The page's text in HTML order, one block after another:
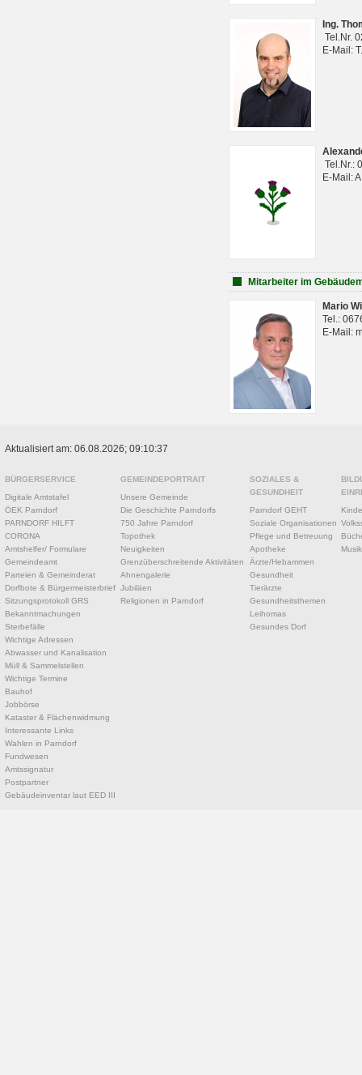
Ing.
Tel.Nr.
E-Mail:
Tel.Nr.:
E-Mail:
Mitarbeiter im
Mario
Tel.:
E-Mail:
Aktualisiert am: 06.08.2026; 09:10:37
BÜRGERSERVICE
Digitale Amtstafel
ÖEK Parndorf
PARNDORF HILFT
CORONA
Amtshelfer/ Formulare
Gemeindeamt
Parteien & Gemeinderat
Dorfbote & Bürgermeisterbrief
Sitzungsprotokoll GRS
Bekanntmachungen
Sterbefälle
Wichtige Adressen
Abwasser und Kanalisation
Müll & Sammelstellen
Wichtige Termine
Bauhof
Jobbörse
Kataster & Flächenwidmung
Interessante Links
Wahlen in Parndorf
Fundwesen
Amtssignatur
Postpartner
Gebäudeinventar laut EED III
GEMEINDEPORTRAIT
Unsere Gemeinde
Die Geschichte Parndorfs
750 Jahre Parndorf
Topothek
Neuigkeiten
Grenzüberschreitende Aktivitäten
Ahnengalerie
Jubiläen
Religionen in Parndorf
SOZIALES &
GESUNDHEIT
Parndorf GEHT
Soziale Organisationen
Pflege und Betreuung
Apotheke
Ärzte/Hebammen
Gesundheit
Tierärzte
Gesundheitsthemen
Leihomas
Gesundes Dorf